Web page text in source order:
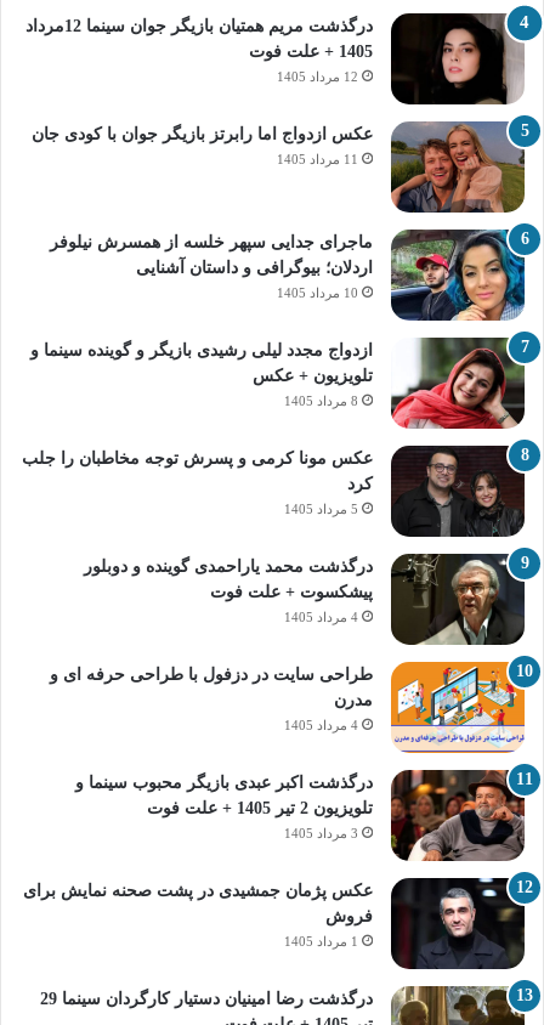
درگذشت مریم همتیان بازیگر جوان سینما 12مرداد
1405 + علت فوت
12 مرداد 1405
عکس ازدواج اما رابرتز بازیگر جوان با کودی جان
11 مرداد 1405
ماجرای جدایی سپهر خلسه از همسرش نیلوفر
اردلان؛ بیوگرافی و داستان آشنایی
10 مرداد 1405
ازدواج مجدد لیلی رشیدی بازیگر و گوینده سینما و
تلویزیون + عکس
8 مرداد 1405
عکس مونا کرمی و پسرش توجه مخاطبان را جلب
کرد
5 مرداد 1405
درگذشت محمد یاراحمدی گوینده و دوبلور
پیشکسوت + علت فوت
4 مرداد 1405
طراحی سایت در دزفول با طراحی حرفه‌ ای و
مدرن
4 مرداد 1405
درگذشت اکبر عبدی بازیگر محبوب سینما و
تلویزیون 2 تیر 1405 + علت فوت
3 مرداد 1405
عکس پژمان جمشیدی در پشت صحنه نمایش برای
فروش
1 مرداد 1405
درگذشت رضا امینیان دستیار کارگردان سینما 29